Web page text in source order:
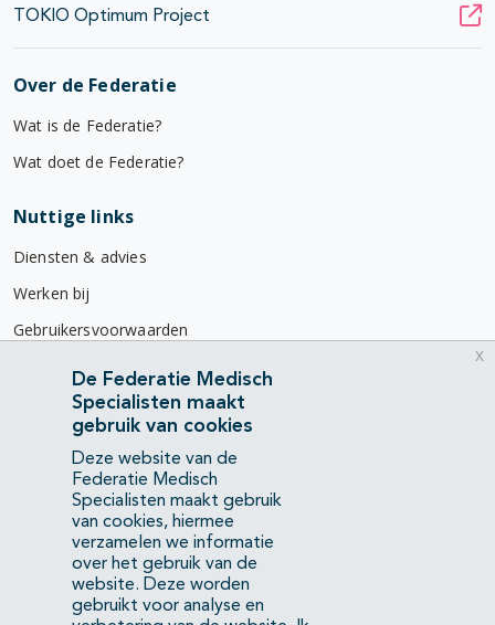
TOKIO Optimum Project
Over de Federatie
Wat is de Federatie?
Wat doet de Federatie?
Nuttige links
Diensten & advies
Werken bij
Gebruikersvoorwaarden
Privacyverklaring
Contact
Mercatorlaan 1200
3528 BL Utrecht
(088) 505 34 34
info@richtlijnendatabase.nl
YouTubeLinkedIn
De Federatie Medisch
Specialisten maakt
gebruik van cookies
Deze website van de
Federatie Medisch
Specialisten maakt gebruik
van cookies, hiermee
verzamelen we informatie
over het gebruik van de
website. Deze worden
gebruikt voor analyse en
x